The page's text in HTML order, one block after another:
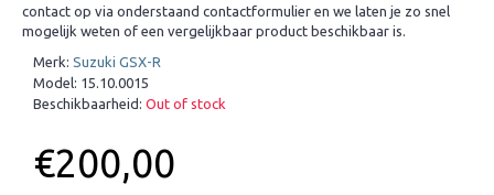
contact op via onderstaand contactformulier en we laten je zo snel
mogelijk weten of een vergelijkbaar product beschikbaar is.
Merk: Suzuki GSX-R
Model: 15.10.0015
Beschikbaarheid: Out of stock
€200,00